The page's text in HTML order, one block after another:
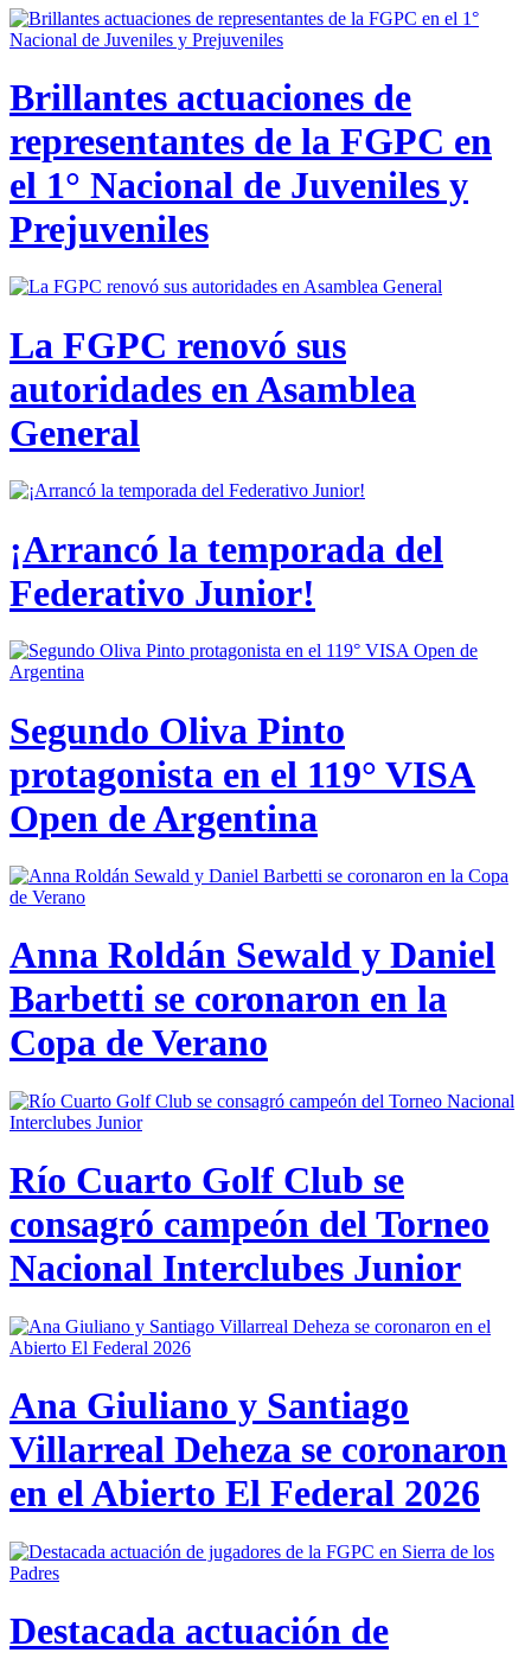
Brillantes actuaciones de
representantes de la FGPC en
el 1° Nacional de Juveniles y
Prejuveniles
La FGPC renovó sus
autoridades en Asamblea
General
¡Arrancó la temporada del
Federativo Junior!
Segundo Oliva Pinto
protagonista en el 119° VISA
Open de Argentina
Anna Roldán Sewald y Daniel
Barbetti se coronaron en la
Copa de Verano
Río Cuarto Golf Club se
consagró campeón del Torneo
Nacional Interclubes Junior
Ana Giuliano y Santiago
Villarreal Deheza se coronaron
en el Abierto El Federal 2026
Destacada actuación de